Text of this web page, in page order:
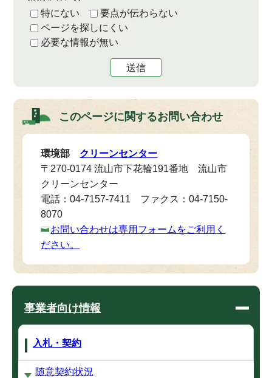
特にない
要点が伝わらない
ページを探しにくい
必要な情報が無い
送信
このページに関するお問い合わせ
環境部 クリーンセンター
〒270-0174 流山市下花輪191番地 流山市
クリーンセンター
電話：04-7157-7411 ファクス：04-7150-
8070
お問い合わせは専用フォームをご利用く
ださい。
事業者向け情報
入札・契約
随意契約状況